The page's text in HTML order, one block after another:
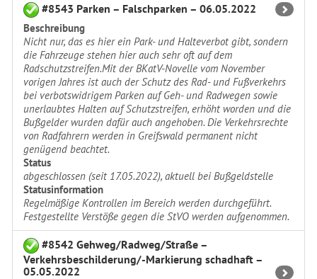
#8543 Parken – Falschparken – 06.05.2022
Beschreibung
Nicht nur, das es hier ein Park- und Halteverbot gibt, sondern
die Fahrzeuge stehen hier auch sehr oft auf dem
Radschutzstreifen.Mit der BKatV-Novelle vom November
vorigen Jahres ist auch der Schutz des Rad- und Fußverkehrs
bei verbotswidrigem Parken auf Geh- und Radwegen sowie
unerlaubtes Halten auf Schutzstreifen, erhöht worden und die
Bußgelder wurden dafür auch angehoben. Die Verkehrsrechte
von Radfahrern werden in Greifswald permanent nicht
genügend beachtet.
Status
abgeschlossen (seit 17.05.2022), aktuell bei Bußgeldstelle
Statusinformation
Regelmäßige Kontrollen im Bereich werden durchgeführt.
Festgestellte Verstöße gegen die StVO werden aufgenommen.
#8542 Gehweg/Radweg/Straße –
Verkehrsbeschilderung/-Markierung schadhaft –
05.05.2022